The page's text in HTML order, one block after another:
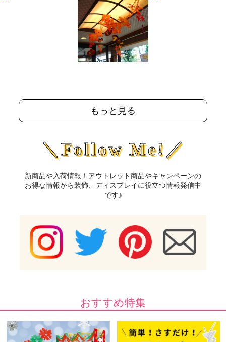
もっと見る
＼Follow Me!／
新商品や入荷情報！アウトレット商品やキャンペーンの
お得な情報から装飾、ディスプレイに役立つ情報発信中
です♪
おすすめ特集